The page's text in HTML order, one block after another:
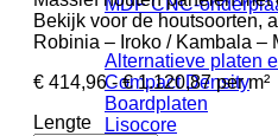
MDF CNC-
Alternatieve platen
Compact Density
Boardplaten
Lisocore
Bekijk voor de houtsoorten,
Robinia – Iroko / Kambala –
€ 414,96 - €1.120,87per m²
Lengte